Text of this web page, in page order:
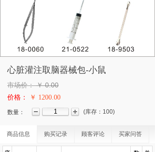
心脏灌注取脑器械包-小鼠
市场价： ￥0.00
价格： ￥ 1200.00
数量： (库存： 100)
商品信息 购买记录 顾客评论 买家问答